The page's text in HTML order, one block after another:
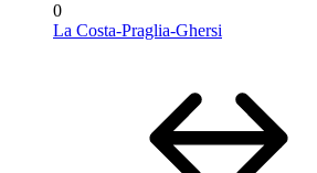
0
La Costa-Praglia-Ghersi